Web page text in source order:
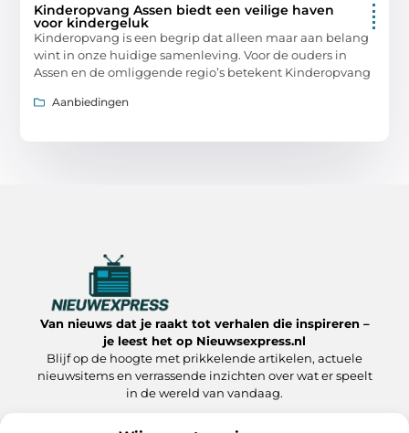
Kinderopvang Assen biedt een veilige haven
voor kindergeluk
Kinderopvang is een begrip dat alleen maar aan belang
wint in onze huidige samenleving. Voor de ouders in
Assen en de omliggende regio’s betekent Kinderopvang
Aanbiedingen
Van nieuws dat je raakt tot verhalen die inspireren –
je leest het op Nieuwsexpress.nl
Blijf op de hoogte met prikkelende artikelen, actuele
nieuwsitems en verrassende inzichten over wat er speelt
in de wereld van vandaag.